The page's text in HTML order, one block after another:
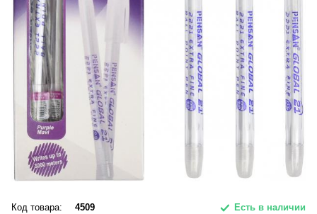
Код товара: 4509 Есть в наличии